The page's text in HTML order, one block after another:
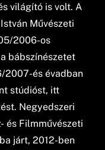
világító is volt. A
Művészeti
2006-os
bábszínészetet
2007-és évadban
stúdióst, itt
Negyedszeri
és Filmművészeti
járt, 2012-ben